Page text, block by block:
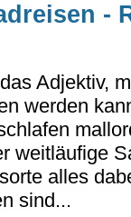
-
Adjektiv,
werden
weitläufige
alles
sind...